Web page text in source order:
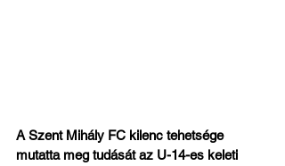
A Szent Mihály FC kilenc tehetsége
mutatta meg tudását az U-14-es keleti